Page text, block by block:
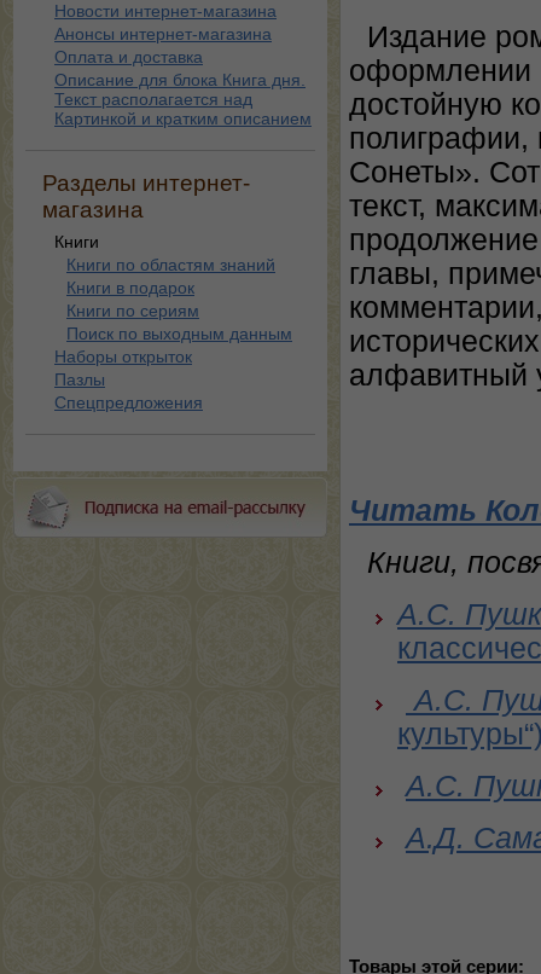
Новости интернет-магазина
Анонсы интернет-магазина
Оплата и доставка
Описание для блока Книга дня.
Текст располагается над
Картинкой и кратким описанием
Разделы интернет-
магазина
Книги
Книги по областям знаний
Книги в подарок
Книги по сериям
Поиск по выходным данным
Наборы открыток
Пазлы
Спецпредложения
Издание
оформлении
достойную
Сонеты».
текст,
главы,
алфавитный
Читать
Книги,
А.С.
А.С.
А.С.
А.Д.
Товары этой серии: